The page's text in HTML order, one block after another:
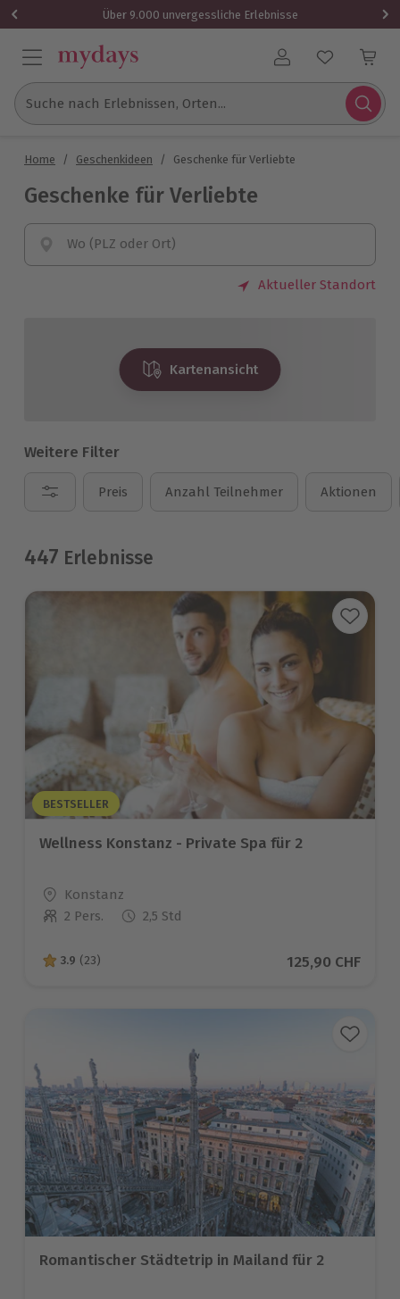
Über 9.000 unvergessliche Erlebnisse
Benutzerkonto
Suche nach Erlebnissen, Orten...
Home / Geschenkideen / Geschenke für Verliebte
Geschenke für Verliebte
Wo (PLZ oder Ort)
Aktueller Standort
Kartenansicht
Weitere Filter
Preis Anzahl Teilnehmer Aktionen
447 Erlebnisse
BESTSELLER
Wellness Konstanz - Private Spa für 2
Standort
Konstanz
Anzahl der Teilnehmer
2 Pers. 2,5 Std
3.9 von 5 Sternen basierend auf 23 Bewertungen
3.9 (23) Aktueller Preis
125,90 CHF
Romantischer Städtetrip in Mailand für 2